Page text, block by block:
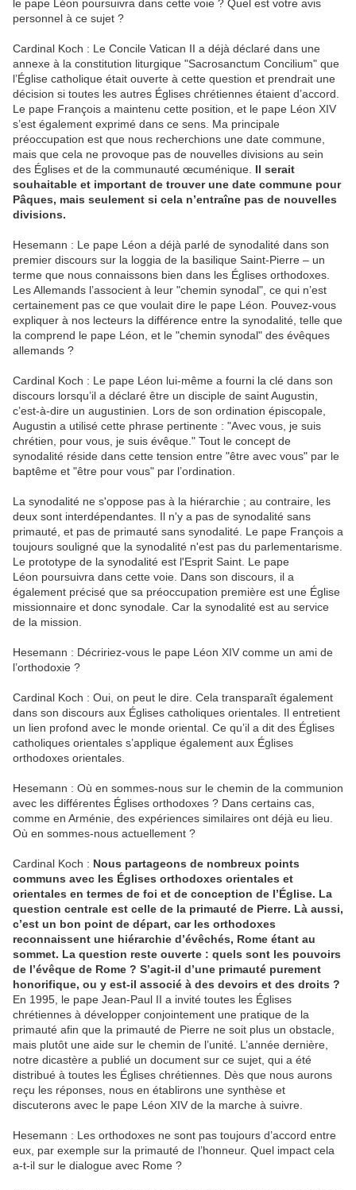
le pape Léon poursuivra dans cette voie ? Quel est votre avis
personnel à ce sujet ?
Cardinal Koch : Le Concile Vatican II a déjà déclaré dans une
annexe à la constitution liturgique "Sacrosanctum Concilium" que
l’Église catholique était ouverte à cette question et prendrait une
décision si toutes les autres Églises chrétiennes étaient d’accord.
Le pape François a maintenu cette position, et le pape Léon XIV
s’est également exprimé dans ce sens. Ma principale
préoccupation est que nous recherchions une date commune,
mais que cela ne provoque pas de nouvelles divisions au sein
des Églises et de la communauté œcuménique. Il serait
souhaitable et important de trouver une date commune pour
Pâques, mais seulement si cela n’entraîne pas de nouvelles
divisions.
Hesemann : Le pape Léon a déjà parlé de synodalité dans son
premier discours sur la loggia de la basilique Saint-Pierre – un
terme que nous connaissons bien dans les Églises orthodoxes.
Les Allemands l’associent à leur "chemin synodal", ce qui n’est
certainement pas ce que voulait dire le pape Léon. Pouvez-vous
expliquer à nos lecteurs la différence entre la synodalité, telle que
la comprend le pape Léon, et le "chemin synodal" des évêques
allemands ?
Cardinal Koch : Le pape Léon lui-même a fourni la clé dans son
discours lorsqu’il a déclaré être un disciple de saint Augustin,
c’est-à-dire un augustinien. Lors de son ordination épiscopale,
Augustin a utilisé cette phrase pertinente : "Avec vous, je suis
chrétien, pour vous, je suis évêque." Tout le concept de
synodalité réside dans cette tension entre "être avec vous" par le
baptême et "être pour vous" par l’ordination.
La synodalité ne s'oppose pas à la hiérarchie ; au contraire, les
deux sont interdépendantes. Il n'y a pas de synodalité sans
primauté, et pas de primauté sans synodalité. Le pape François a
toujours souligné que la synodalité n'est pas du parlementarisme.
Le prototype de la synodalité est l'Esprit Saint. Le pape
Léon poursuivra dans cette voie. Dans son discours, il a
également précisé que sa préoccupation première est une Église
missionnaire et donc synodale. Car la synodalité est au service
de la mission.
Hesemann : Décririez-vous le pape Léon XIV comme un ami de
l’orthodoxie ?
Cardinal Koch : Oui, on peut le dire. Cela transparaît également
dans son discours aux Églises catholiques orientales. Il entretient
un lien profond avec le monde oriental. Ce qu’il a dit des Églises
catholiques orientales s’applique également aux Églises
orthodoxes orientales.
Hesemann : Où en sommes-nous sur le chemin de la communion
avec les différentes Églises orthodoxes ? Dans certains cas,
comme en Arménie, des expériences similaires ont déjà eu lieu.
Où en sommes-nous actuellement ?
Cardinal Koch : Nous partageons de nombreux points
communs avec les Églises orthodoxes orientales et
orientales en termes de foi et de conception de l’Église. La
question centrale est celle de la primauté de Pierre. Là aussi,
c’est un bon point de départ, car les orthodoxes
reconnaissent une hiérarchie d’évêchés, Rome étant au
sommet. La question reste ouverte : quels sont les pouvoirs
de l’évêque de Rome ? S’agit-il d’une primauté purement
honorifique, ou y est-il associé à des devoirs et des droits ?
En 1995, le pape Jean-Paul II a invité toutes les Églises
chrétiennes à développer conjointement une pratique de la
primauté afin que la primauté de Pierre ne soit plus un obstacle,
mais plutôt une aide sur le chemin de l’unité. L’année dernière,
notre dicastère a publié un document sur ce sujet, qui a été
distribué à toutes les Églises chrétiennes. Dès que nous aurons
reçu les réponses, nous en établirons une synthèse et
discuterons avec le pape Léon XIV de la marche à suivre.
Hesemann : Les orthodoxes ne sont pas toujours d’accord entre
eux, par exemple sur la primauté de l’honneur. Quel impact cela
a-t-il sur le dialogue avec Rome ?